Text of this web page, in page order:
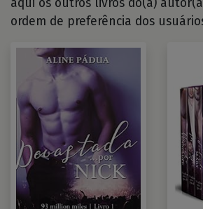
aqui os outros livros do(a)
ordem de preferência dos